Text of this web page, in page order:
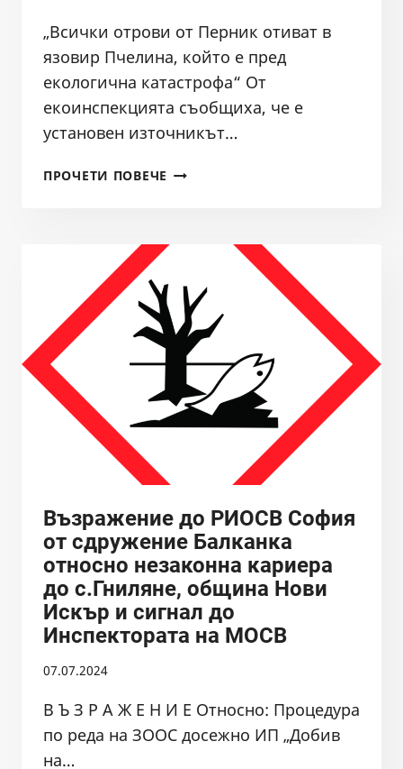
„Всички отрови от Перник отиват в
язовир Пчелина, който е пред
екологична катастрофа“ От
екоинспекцията съобщиха, че е
установен източникът…
ПРОЧЕТИ ПОВЕЧЕ РЕКА
ОРАНЖЕВО-
ЦВЯТ.
ИНТЕРВЮ
НА
БНР.
Възражение до РИОСВ София
от сдружение Балканка
относно незаконна кариера
до с.Гниляне, община Нови
Искър и сигнал до
Инспектората на МОСВ
07.07.2024
В Ъ З Р А Ж Е Н И Е Относно: Процедура
по реда на ЗООС досежно ИП „Добив
на…